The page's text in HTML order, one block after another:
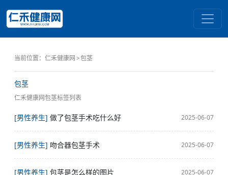
当前位置： 仁禾健康网 包茎
包茎
仁禾健康网包茎标签列表
[男性养生] 做了包茎手术吃什么好 2025-06-07
[男性养生] 吻合器包茎手术 2025-06-07
[男性养生] 包茎是怎么样的图片 2025-06-07